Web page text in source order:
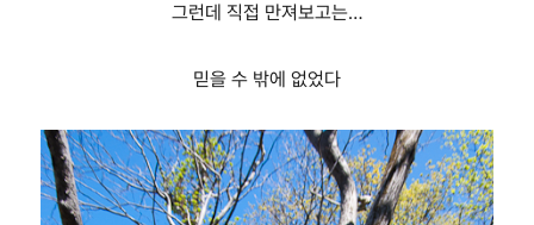
그런데 직접 만져보고는…
믿을 수 밖에 없었다